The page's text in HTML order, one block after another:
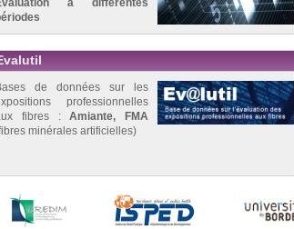
à différentes
de données sur les
professionnelles
fibres :Amiante, FMA
minérales artificielles)